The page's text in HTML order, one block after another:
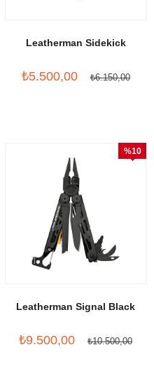
Leatherman Sidekick
₺5.500,00 ₺6.150,00
Leatherman Signal Black
₺9.500,00 ₺10.500,00
%10